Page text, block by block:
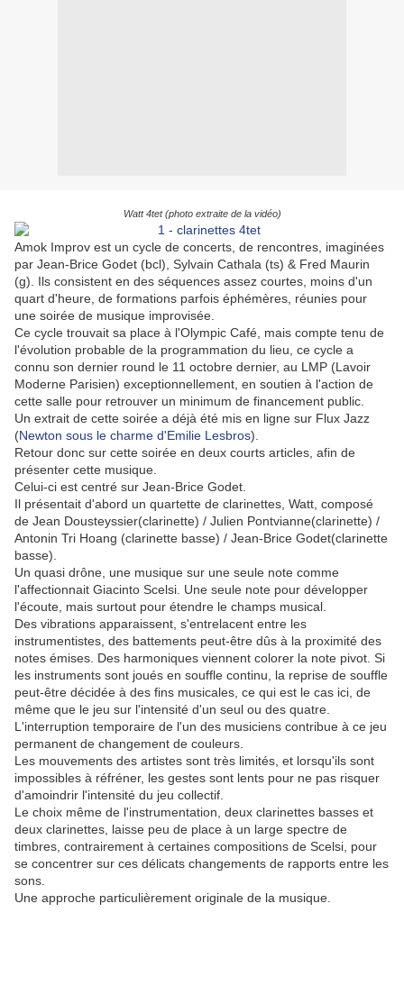
Watt 4tet (photo extraite de la vidéo)
Amok Improv est un cycle de concerts, de rencontres, imaginées
par Jean-Brice Godet (bcl), Sylvain Cathala (ts) & Fred Maurin
(g). Ils consistent en des séquences assez courtes, moins d'un
quart d'heure, de formations parfois éphémères, réunies pour
une soirée de musique improvisée.
Ce cycle trouvait sa place à l'Olympic Café, mais compte tenu de
l'évolution probable de la programmation du lieu, ce cycle a
connu son dernier round le 11 octobre dernier, au LMP (Lavoir
Moderne Parisien) exceptionnellement, en soutien à l'action de
cette salle pour retrouver un minimum de financement public.
Un extrait de cette soirée a déjà été mis en ligne sur Flux Jazz
(Newton sous le charme d'Emilie Lesbros).
Retour donc sur cette soirée en deux courts articles, afin de
présenter cette musique.
Celui-ci est centré sur Jean-Brice Godet.
Il présentait d'abord un quartette de clarinettes, Watt, composé
de Jean Dousteyssier(clarinette) / Julien Pontvianne(clarinette) /
Antonin Tri Hoang (clarinette basse) / Jean-Brice Godet(clarinette
basse).
Un quasi drône, une musique sur une seule note comme
l'affectionnait Giacinto Scelsi. Une seule note pour développer
l'écoute, mais surtout pour étendre le champs musical.
Des vibrations apparaissent, s'entrelacent entre les
instrumentistes, des battements peut-être dûs à la proximité des
notes émises. Des harmoniques viennent colorer la note pivot. Si
les instruments sont joués en souffle continu, la reprise de souffle
peut-être décidée à des fins musicales, ce qui est le cas ici, de
même que le jeu sur l'intensité d'un seul ou des quatre.
L'interruption temporaire de l'un des musiciens contribue à ce jeu
permanent de changement de couleurs.
Les mouvements des artistes sont très limités, et lorsqu'ils sont
impossibles à réfréner, les gestes sont lents pour ne pas risquer
d'amoindrir l'intensité du jeu collectif.
Le choix même de l'instrumentation, deux clarinettes basses et
deux clarinettes, laisse peu de place à un large spectre de
timbres, contrairement à certaines compositions de Scelsi, pour
se concentrer sur ces délicats changements de rapports entre les
sons.
Une approche particulièrement originale de la musique.